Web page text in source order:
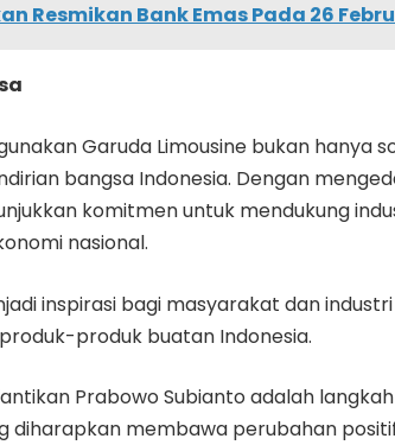
Resmikan Bank Emas Pada 26
Garuda Limousine bukan hanya
bangsa Indonesia. Dengan
komitmen untuk mendukung
nasional.
inspirasi bagi masyarakat dan
produk buatan Indonesia.
Prabowo Subianto adalah
diharapkan membawa perubahan